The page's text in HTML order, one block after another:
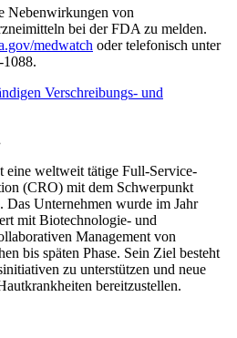
Nebenwirkungen von
bei der FDA zu melden.
medwatch oder telefonisch unter
Verschreibungs- und
eine weltweit tätige Full-Service-
(CRO) mit dem Schwerpunkt
Das Unternehmen wurde im Jahr
mit Biotechnologie- und
Management von
bis späten Phase. Sein Ziel besteht
zu unterstützen und neue
bereitzustellen.